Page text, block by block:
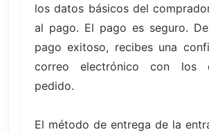
los datos básicos del
al pago. El pago es seguro.
pago exitoso, recibes una
correo electrónico con los
pedido.
El método de entrega de la